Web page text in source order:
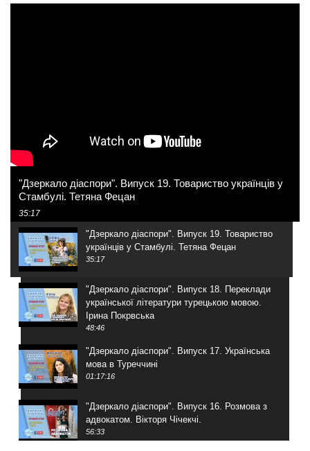
"Дзеркало діаспори". Випуск 19. Товариство українців у
Стамбулі. Тетяна Фецан
35:17
"Дзеркало діаспори". Випуск 19. Товариство
українців у Стамбулі. Тетяна Фецан
35:17
"Дзеркало діаспори". Випуск 18. Переклади
української літератури турецькою мовою.
Ірина Покрвська
48:46
"Дзеркало діаспори". Випуск 17. Українська
мова в Туреччині
01:17:16
"Дзеркало діаспори". Випуск 16. Розмова з
адвокатом. Вікторя Чічекчі.
56:33